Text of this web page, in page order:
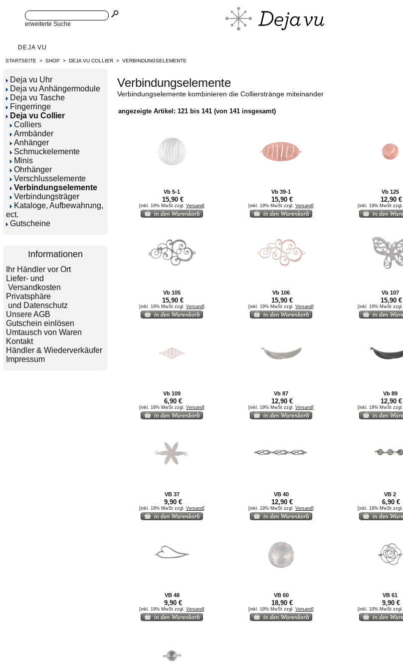
erweiterte Suche
DEJA VU
STARTSEITE > SHOP > DEJA VU COLLIER > VERBINDUNGSELEMENTE
Deja vu Uhr
Deja vu Anhängermodule
Deja vu Tasche
Fingerringe
Deja vu Collier
Colliers
Armbänder
Anhänger
Schmuckelemente
Minis
Ohrhänger
Verschlusselemente
Verbindungselemente
Verbindungsträger
Kataloge, Aufbewahrung,
ect.
Gutscheine
Informationen
Ihr Händler vor Ort
Liefer- und
Versandkosten
Privatsphäre
und Datenschutz
Unsere AGB
Gutschein einlösen
Umtausch von Waren
Kontakt
Händler & Wiederverkäufer
Impressum
Verbindungselemente
Verbindungselemente kombinieren die Collierstränge miteinander
angezeigte Artikel: 121 bis 141 (von 141 insgesamt)
Vb 5-1 Vb 39-1 Vb 125
15,90 €
[inkl. 19% MwSt zzgl. Versand]
15,90 €
[inkl. 19% MwSt zzgl. Versand]
12,90 €
[inkl. 19% MwSt zzgl.
Vb 105 Vb 106 Vb 107
15,90 €
[inkl. 19% MwSt zzgl. Versand]
15,90 €
[inkl. 19% MwSt zzgl. Versand]
15,90 €
[inkl. 19% MwSt zzgl.
Vb 109 Vb 87 Vb 89
6,90 €
[inkl. 19% MwSt zzgl. Versand]
12,90 €
[inkl. 19% MwSt zzgl. Versand]
12,90 €
[inkl. 19% MwSt zzgl.
VB 37 VB 40 VB 2
9,90 €
[inkl. 19% MwSt zzgl. Versand]
12,90 €
[inkl. 19% MwSt zzgl. Versand]
6,90 €
[inkl. 19% MwSt zzgl.
VB 48 VB 60 VB 61
9,90 €
[inkl. 19% MwSt zzgl. Versand]
18,90 €
[inkl. 19% MwSt zzgl. Versand]
9,90 €
[inkl. 19% MwSt zzgl.